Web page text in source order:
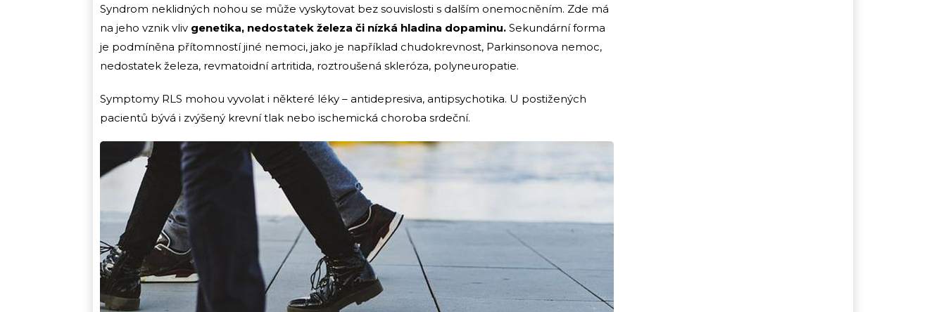
Syndrom neklidných nohou se může vyskytovat bez souvislosti s dalším onemocněním. Zde má
na jeho vznik vliv genetika, nedostatek železa či nízká hladina dopaminu. Sekundární forma
je podmíněna přítomností jiné nemoci, jako je například chudokrevnost, Parkinsonova nemoc,
nedostatek železa, revmatoidní artritida, roztroušená skleróza, polyneuropatie.
Symptomy RLS mohou vyvolat i některé léky – antidepresiva, antipsychotika. U postižených
pacientů bývá i zvýšený krevní tlak nebo ischemická choroba srdeční.